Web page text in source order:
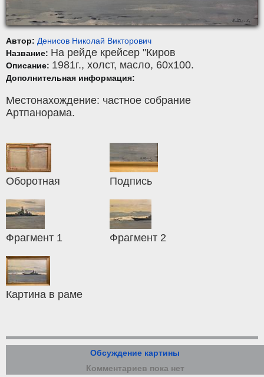
Автор: Денисов Николай Викторович
Название: На рейде крейсер "Киров
Описание: 1981г., холст, масло, 60x100.
Дополнительная информация:
Местонахождение: частное собрание
Артпанорама.
Оборотная Подпись
Фрагмент 1 Фрагмент 2
Картина в раме
Обсуждение картины
Комментариев пока нет